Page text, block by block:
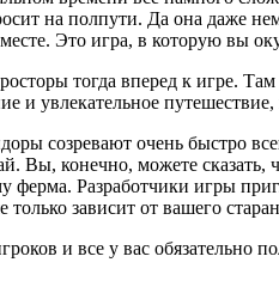
на полпути. Да она даже
Это игра, в которую вы
тогда вперед к игре.
и увлекательное
созревают очень быстро
конечно, можете сказать,
Разработчики игры
только зависит от вашего
и все у вас обязательно